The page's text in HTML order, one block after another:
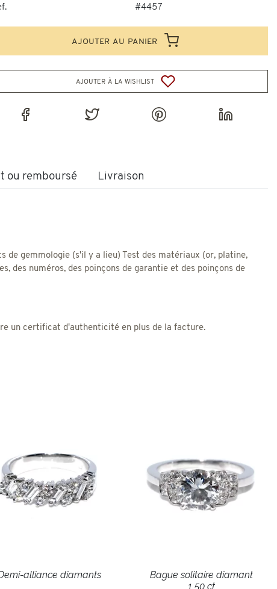
#4457
ajouter au panier
ajouter à la wishlist
ou remboursé Livraison
gemmologie (s'il y a lieu) Test des matériaux (or, platine,
des numéros, des poinçons de garantie et des poinçons de
un certificat d'authenticité en plus de la facture.
alliance diamants
Bague solitaire diamant
1,50 ct